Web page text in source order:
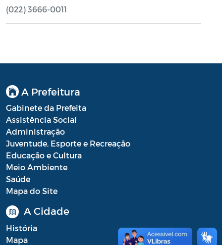
(022) 3666-0011
A Prefeitura
Gabinete da Prefeita
Assistência Social
Administração
Juventude, Esporte e Recreação
Educação e Cultura
Meio Ambiente
Saúde
Mapa do Site
A Cidade
História
Mapa